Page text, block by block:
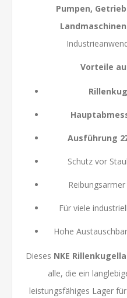
Pumpen,
Landmaschinen
Vorteile
Ausführung
Schutz vor
Für viele
Hohe
Dieses NKE
alle, die ein
leistungsfähiges Lager